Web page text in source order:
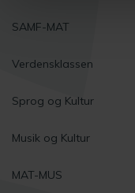
SAMF-MAT
Verdensklassen
Sprog og Kultur
Musik og Kultur
MAT-MUS